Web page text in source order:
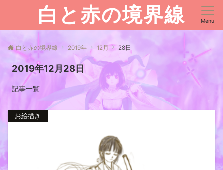
白と赤の境界線 Menu
白と赤の境界線 2019年 12月 28日
2019年12月28日
記事一覧
お絵描き